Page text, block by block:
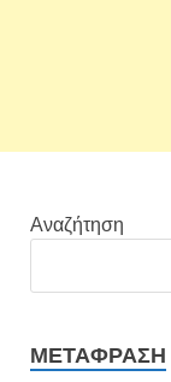
Αναζήτηση
ΜΕΤΆΦΡΑΣΗ